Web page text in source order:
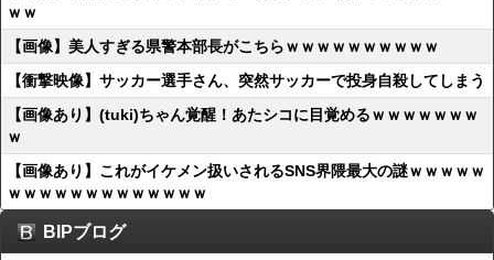
ｗｗ
【画像】美人すぎる県警本部長がこちらｗｗｗｗｗｗｗｗｗｗ
【衝撃映像】サッカー選手さん、突然サッカーで投身自殺してしまう
【画像あり】(tuki)ちゃん覚醒！あたシコに目覚めるｗｗｗｗｗｗｗ
ｗ
【画像あり】これがイケメン扱いされるSNS界隈最大の謎ｗｗｗｗｗ
ｗｗｗｗｗｗｗｗｗｗｗｗｗ
BIPブログ